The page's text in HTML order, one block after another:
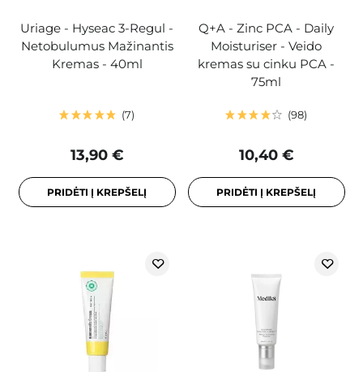
Uriage - Hyseac 3-Regul -
Netobulumus Mažinantis
Kremas - 40ml
7
13,90 €
PRIDĖTI Į KREPŠELĮ
Q+A - Zinc PCA - Daily
Moisturiser - Veido
kremas su cinku PCA -
75ml
98
10,40 €
PRIDĖTI Į KREPŠELĮ